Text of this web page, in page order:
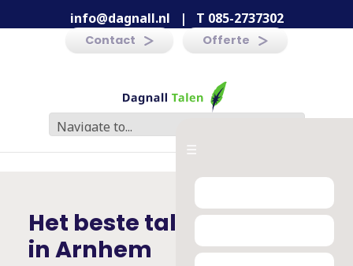
info@dagnall.nl | T 085-2737302
Contact Offerte
Het beste taleninstituut
in Arnhem
☰